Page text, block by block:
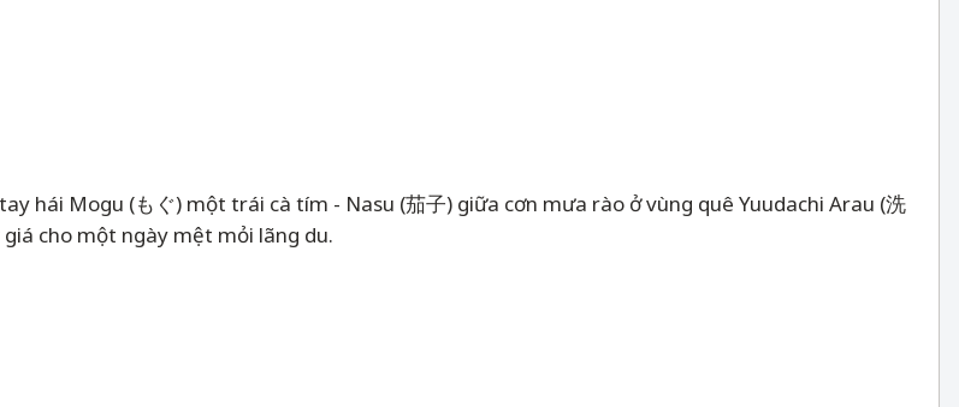
hái Mogu (もぐ) một trái cà tím - Nasu (茄子) giữa cơn mưa rào ở vùng quê Yuudachi Arau (洗
cho một ngày mệt mỏi lãng du.